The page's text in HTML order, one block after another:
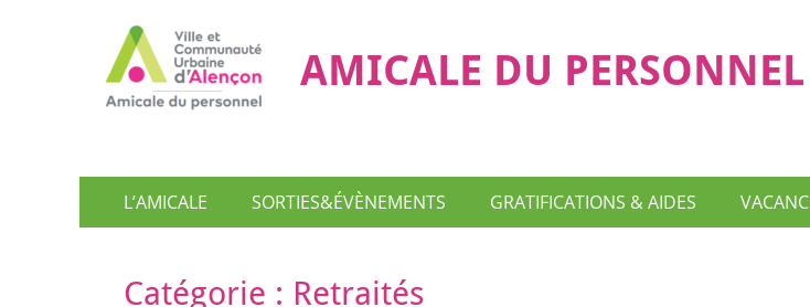
AMICALE DU
Menu
principal
L’AMICALE SORTIES&ÉVÈNEMENTS GRATIFICATIONS & AIDES
Catégorie : Retraités